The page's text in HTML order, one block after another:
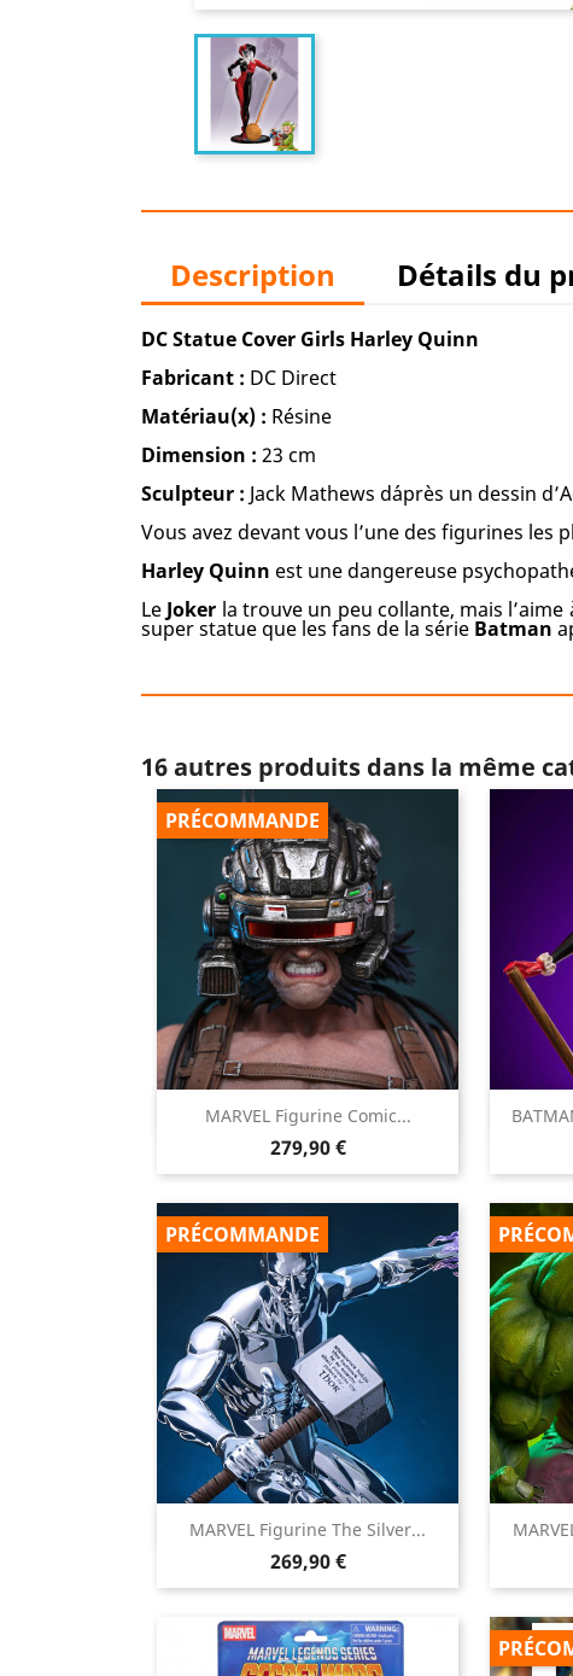
Description Détails du
DC Statue Cover Girls Harley Quinn
Fabricant : DC Direct
Matériau(x) : Résine
Dimension : 23 cm
Sculpteur : Jack Mathews d´après un dessin
Vous avez devant vous l’une des figurines les
Harley Quinn est une dangereuse
Le Joker la trouve un peu collante, mais
super statue que les fans de la série Batman
16 autres produits dans la même
MARVEL Figurine Comic...
Prix
279,90 €
PRÉCOMMANDE
Aperçu rapide
MARVEL Figurine The Silver...
Prix
269,90 €
PRÉCOMMANDE
Aperçu rapide